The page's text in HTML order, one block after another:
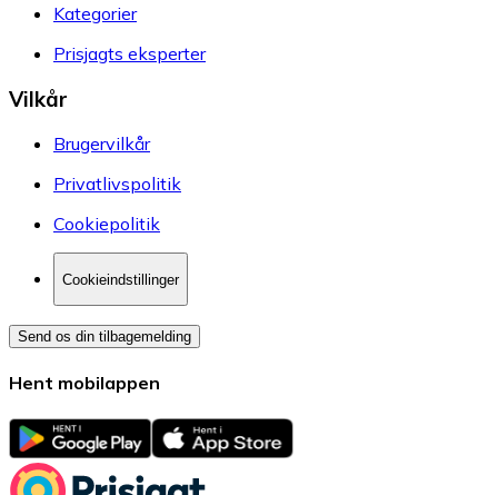
Kategorier
Prisjagts eksperter
Vilkår
Brugervilkår
Privatlivspolitik
Cookiepolitik
Cookieindstillinger
Send os din tilbagemelding
Hent mobilappen